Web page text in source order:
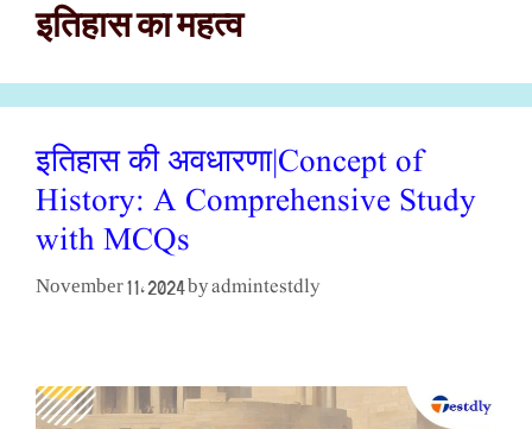
इतिहास का महत्व
इतिहास की अवधारणा|Concept of
History: A Comprehensive Study
with MCQs
November 11, 2024 byadmintestdly